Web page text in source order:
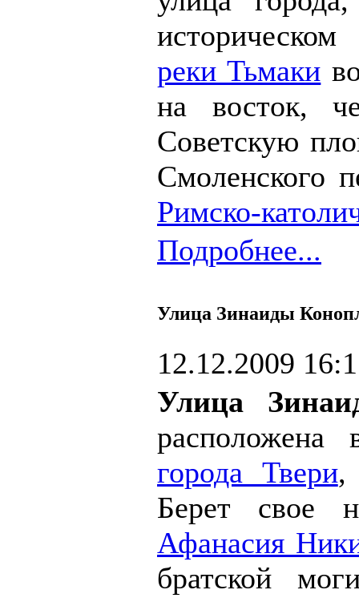
реки Тьмаки
на восток,
Советскую
Смоленского
Римско-
Подробнее...
Улица Зинаиды
12.12.2009
Улица
расположена
города Твери,
Берет свое
Афанасия
братской